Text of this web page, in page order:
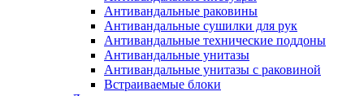
Антивандальные раковины
Антивандальные сушилки для рук
Антивандальные технические поддоны
Антивандальные унитазы
Антивандальные унитазы с раковиной
Встраиваемые блоки